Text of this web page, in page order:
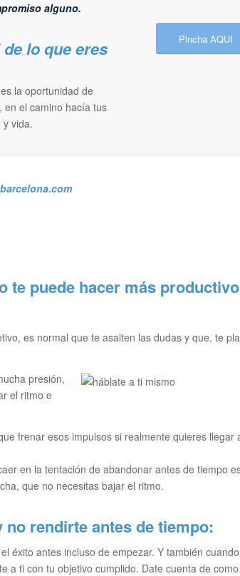
alguno.
lo que eres
la oportunidad de
en el camino hacía tus
vida.
Pincha AQUI
te puede hacer más productivo
es normal que te asalten las dudas y que, te
presión,
el ritmo e
frenar esos impulsos si realmente quieres llegar
en la tentación de abandonar antes de tiempo
que no necesitas bajar el ritmo.
rendirte antes de tiempo:
éxito antes incluso de empezar. Y también
a ti con tu objetivo cumplido. Date cuenta de